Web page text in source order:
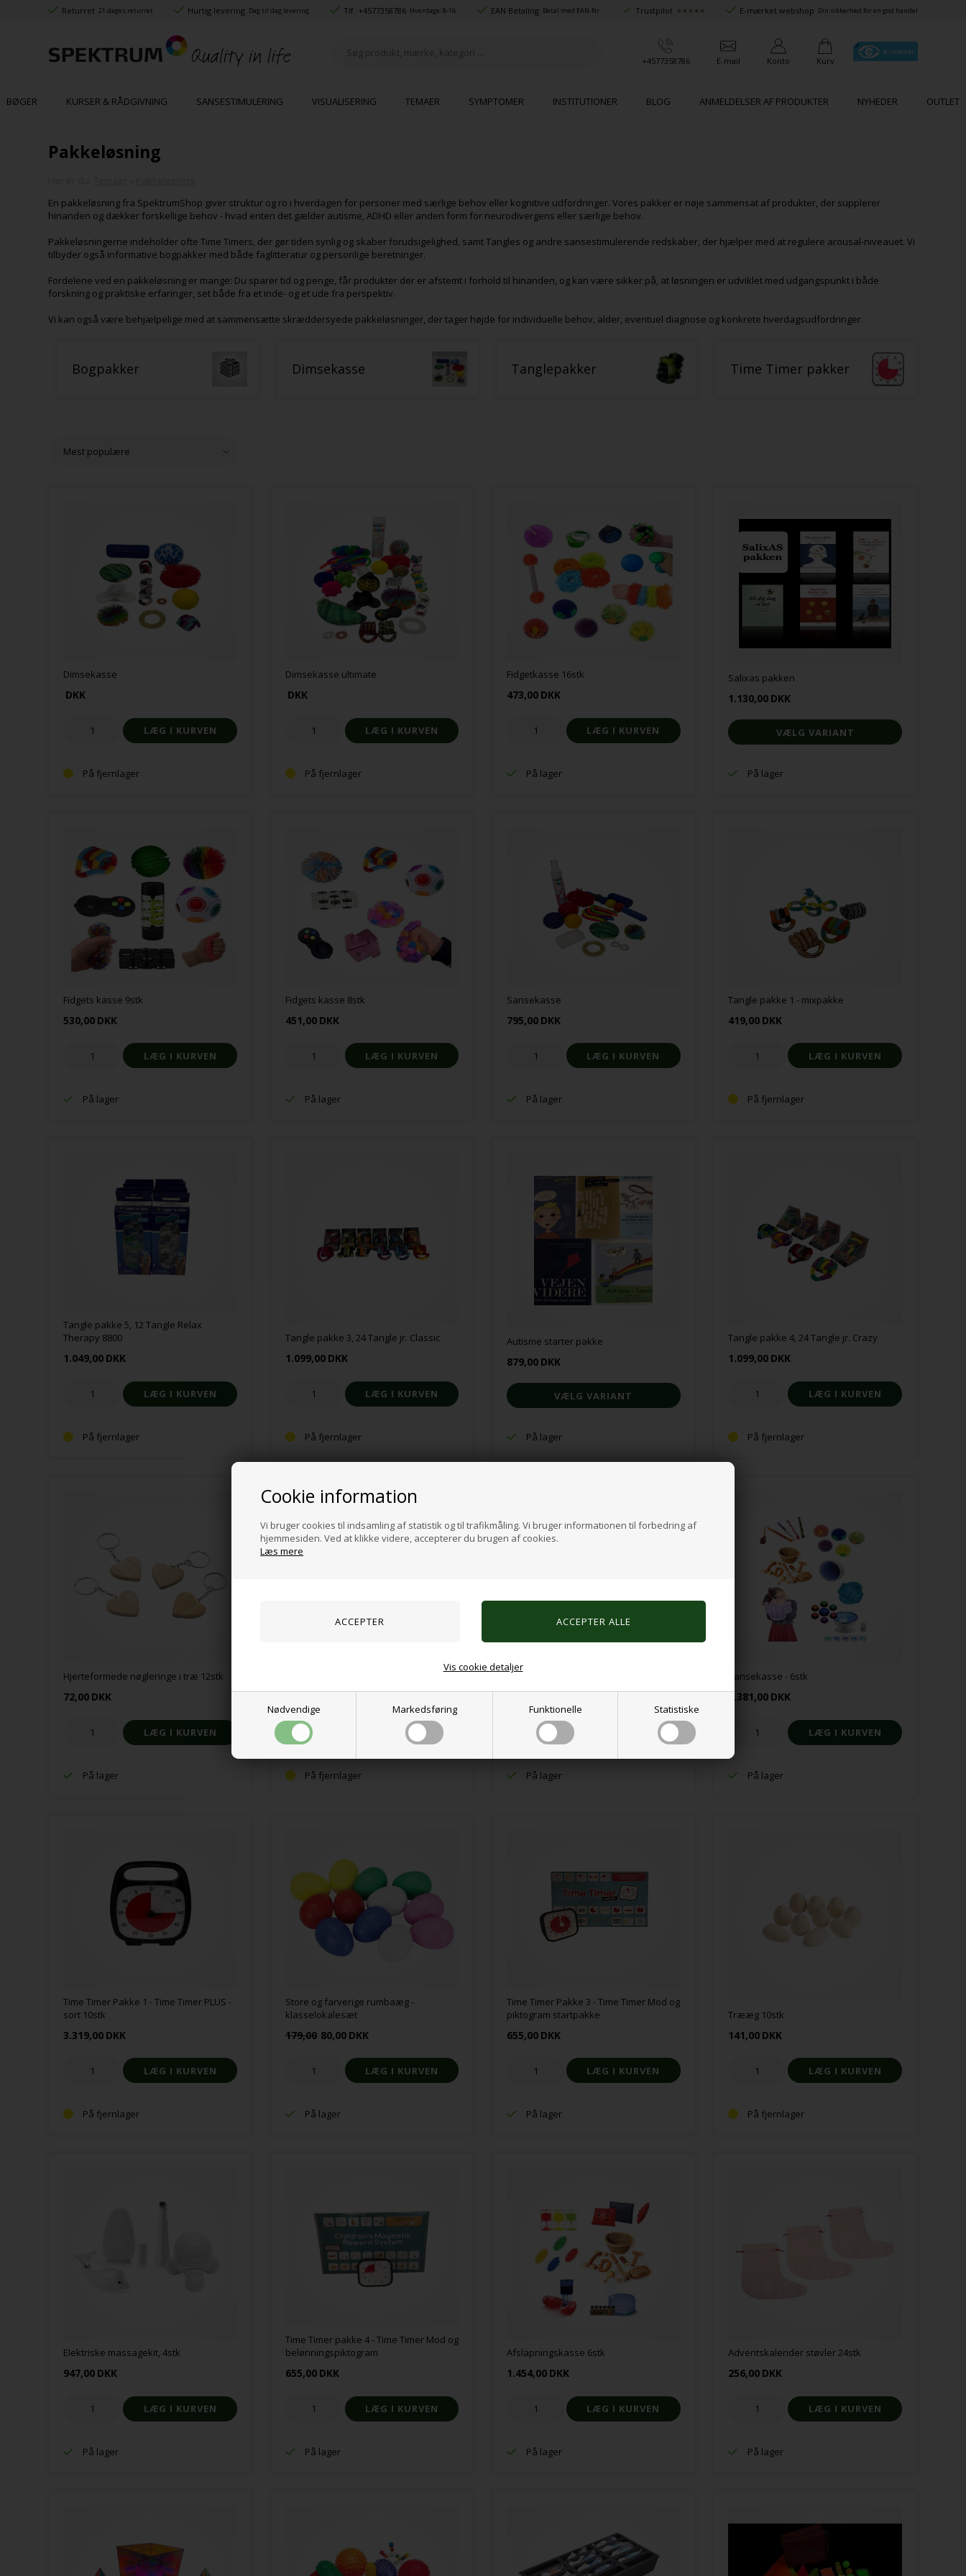
Cookie information
Vi bruger cookies til indsamling af statistik og til trafikmåling. Vi bruger informationen til forbedring af
hjemmesiden. Ved at klikke videre, accepterer du brugen af cookies.
Læs mere
Nødvendige Markedsføring Funktionelle Statistiske
Vis cookie detaljer
Returret 21 dages returret Hurtig levering Dag til dag levering Tlf.:+4577358786 Hverdage: 8-16 EAN Betaling Betal med EAN-Nr. Trustpilot ★★★★★ E-mærket webshop Din sikkerhed for en god handel
+4577358786 E-mail Konto Kurv
BØGER KURSER & RÅDGIVNING SANSESTIMULERING VISUALISERING TEMAER SYMPTOMER INSTITUTIONER BLOG ANMELDELSER AF PRODUKTER NYHEDER OUTLET
Pakkeløsning
En pakkeløsning fra SpektrumShop giver struktur og ro i hverdagen for personer med særlige behov eller kognitive udfordringer. Vores pakker er nøje sammensat af produkter, der supplerer
hinanden og dækker forskellige behov - hvad enten det gælder autisme, ADHD eller anden form for neurodivergens eller særlige behov.
Pakkeløsningerne indeholder ofte Time Timers, der gør tiden synlig og skaber forudsigelighed, samt Tangles og andre sansestimulerende redskaber, der hjælper med at regulere arousal-niveauet. Vi
tilbyder også informative bogpakker med både faglitteratur og personlige beretninger.
Fordelene ved en pakkeløsning er mange: Du sparer tid og penge, får produkter der er afstemt i forhold til hinanden, og kan være sikker på, at løsningen er udviklet med udgangspunkt i både
forskning og praktiske erfaringer, set både fra et inde- og et ude fra perspektiv.
Vi kan også være behjælpelige med at sammensætte skræddersyede pakkeløsninger, der tager højde for individuelle behov, alder, eventuel diagnose og konkrete hverdagsudfordringer.
Bogpakker Dimsekasse Tanglepakker Time Timer pakker
Dimsekasse
DKK
På fjernlager
Dimsekasse ultimate
DKK
På fjernlager
Fidgetkasse 16stk
473,00 DKK
På lager
Salixas pakken
1.130,00 DKK
VÆLG VARIANT
På lager
Fidgets kasse 9stk
530,00 DKK
På lager
Fidgets kasse 8stk
451,00 DKK
På lager
Sansekasse
795,00 DKK
På lager
Tangle pakke 1 - mixpakke
419,00 DKK
På fjernlager
Tangle pakke 5, 12 Tangle Relax
Therapy 8800
1.049,00 DKK
På fjernlager
Tangle pakke 3, 24 Tangle jr. Classic
1.099,00 DKK
På fjernlager
Autisme starter pakke
879,00 DKK
VÆLG VARIANT
På lager
Tangle pakke 4, 24 Tangle jr. Crazy
1.099,00 DKK
På fjernlager
Hjerteformede nøgleringe i træ 12stk
72,00 DKK
På lager
Time Timer Pakke 2 - Time Timer Large -
2.109,00DKK
På fjernlager
VÆLG VARIANT
På lager
Sansekasse - 6stk
1.381,00 DKK
På lager
Time Timer Pakke 1 - Time Timer PLUS -
sort 10stk
3.319,00 DKK
På fjernlager
Store og farverige rumbaæg -
klasselokalesæt
179,00 80,00 DKK
På lager
Time Timer Pakke 3 - Time Timer Mod og
piktogram startpakke
655,00 DKK
På lager
Trææg 10stk
141,00 DKK
På fjernlager
Elektriske massagekit, 4stk
947,00 DKK
På lager
Time Timer pakke 4 - Time Timer Mod og
belønningspiktogram
655,00 DKK
På lager
Afslapningskasse 6stk
1.454,00 DKK
På lager
Adventskalender støvler 24stk
256,00 DKK
På lager